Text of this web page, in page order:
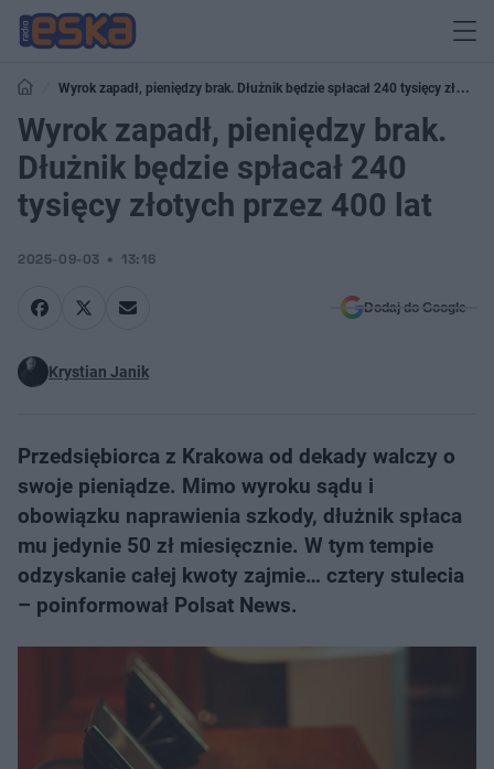
Wyrok zapadł, pieniędzy brak. Dłużnik będzie spłacał 240 tysięcy złotych
przez 400 lat
Wyrok zapadł, pieniędzy brak.
Dłużnik będzie spłacał 240
tysięcy złotych przez 400 lat
2025-09-03 13:16
Dodaj do Google
Krystian Janik
Przedsiębiorca z Krakowa od dekady walczy o
swoje pieniądze. Mimo wyroku sądu i
obowiązku naprawienia szkody, dłużnik spłaca
mu jedynie 50 zł miesięcznie. W tym tempie
odzyskanie całej kwoty zajmie… cztery stulecia
– poinformował Polsat News.